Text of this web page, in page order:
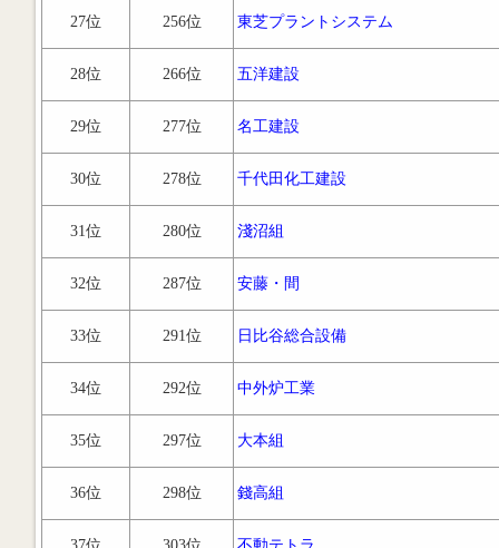
27位 256位 東芝プラントシステム
28位 266位 五洋建設
29位 277位 名工建設
30位 278位 千代田化工建設
31位 280位 淺沼組
32位 287位 安藤・間
33位 291位 日比谷総合設備
34位 292位 中外炉工業
35位 297位 大本組
36位 298位 錢高組